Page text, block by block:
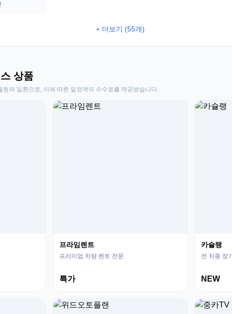
+ 더보기 (55개)
상품
의 일환으로, 이에 따른 일정액의 수수료를 제공받습니다.
프라임렌트
프리미엄 차량 렌트 전문
특가
카슐랭
전 차종 장
NEW